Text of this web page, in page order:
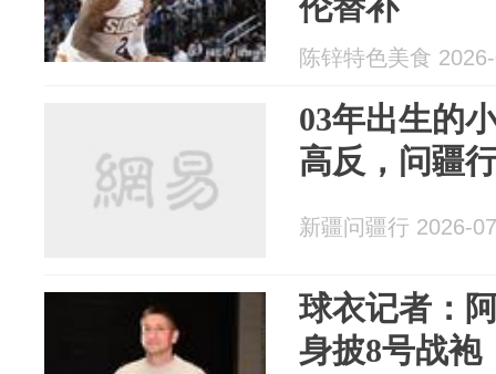
伦替补
陈锌特色美食
03年出生的
高反，问疆
新疆问疆行 2026-
球衣记者：
身披8号战袍